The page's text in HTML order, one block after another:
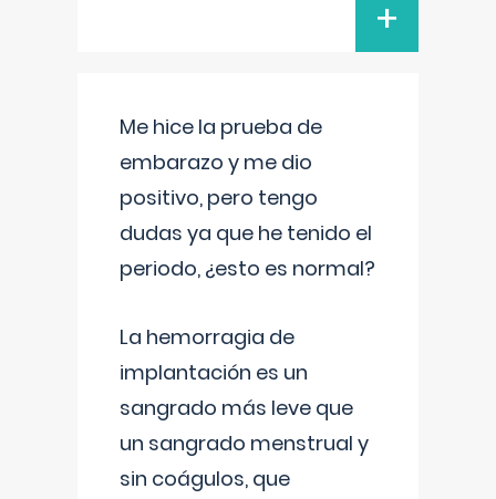
+
Me hice la prueba de
embarazo y me dio
positivo, pero tengo
dudas ya que he tenido el
periodo, ¿esto es normal?
La hemorragia de
implantación es un
sangrado más leve que
un sangrado menstrual y
sin coágulos, que